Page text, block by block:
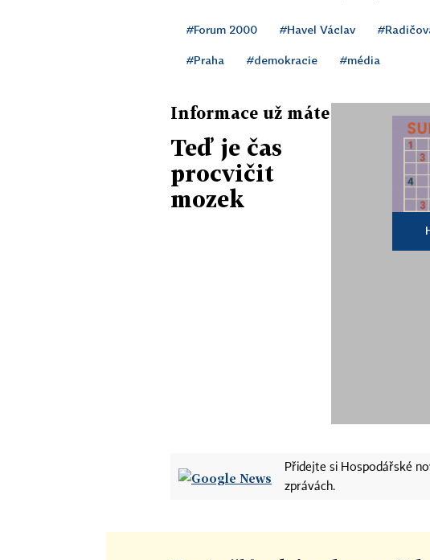
#Forum 2000 #Havel Václav
#Praha #demokracie #média
Informace už máte
Teď je čas
procvičit
mozek
Přidejte si Hospodářské
zprávách.